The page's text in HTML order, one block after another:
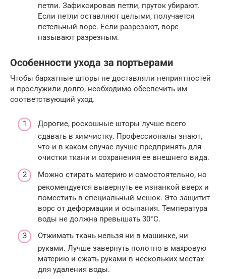
петли. Зафиксировав петли, пруток убирают.
Если петли оставляют целыми, получается
петельный ворс. Если разрезают, ворс
называют разрезным.
Особенности ухода за портьерами
Чтобы бархатные шторы не доставляли неприятностей
и прослужили долго, необходимо обеспечить им
соответствующий уход.
Дорогие, роскошные шторы лучше всего
сдавать в химчистку. Профессионалы знают,
что и в каком случае лучше предпринять для
очистки ткани и сохранения ее внешнего вида.
Можно стирать материю и самостоятельно, но
рекомендуется вывернуть ее изнанкой вверх и
поместить в специальный мешок. Это защитит
ворс от деформации и осыпания. Температура
воды не должна превышать 30°С.
Отжимать ткань нельзя ни в машинке, ни
руками. Лучше завернуть полотно в махровую
материю и сжать руками в нескольких местах
для удаления воды.